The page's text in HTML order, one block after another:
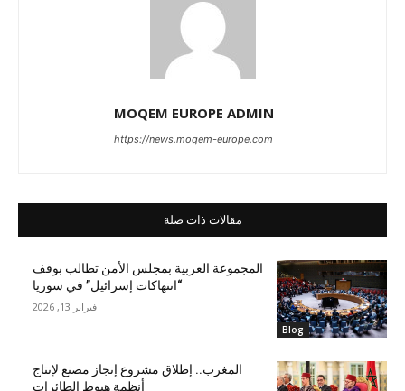
MOQEM EUROPE ADMIN
https://news.moqem-europe.com
مقالات ذات صلة
Blog
المجموعة العربية بمجلس الأمن تطالب بوقف
“انتهاكات إسرائيل” في سوريا
فبراير 13, 2026
المغرب.. إطلاق مشروع إنجاز مصنع لإنتاج
أنظمة هبوط الطائرات